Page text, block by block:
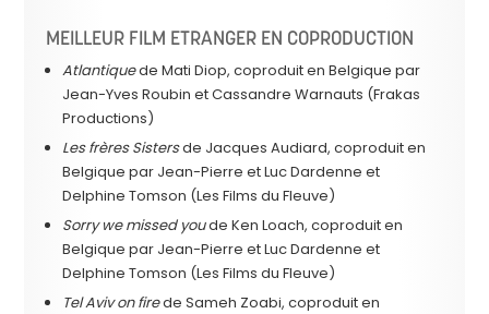
MEILLEUR FILM ETRANGER EN COPRODUCTION
Atlantiquede Mati Diop, coproduit en Belgique par
Jean-Yves Roubin et Cassandre Warnauts (Frakas
Productions)
Les frères Sistersde Jacques Audiard, coproduit en
Belgique par Jean-Pierre et Luc Dardenne et
Delphine Tomson (Les Films du Fleuve)
Sorry we missed youde Ken Loach, coproduit en
Belgique par Jean-Pierre et Luc Dardenne et
Delphine Tomson (Les Films du Fleuve)
Tel Aviv on firede Sameh Zoabi, coproduit en